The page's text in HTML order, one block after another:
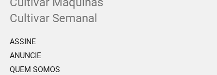
Cultivar Semanal
ASSINE
ANUNCIE
QUEM SOMOS